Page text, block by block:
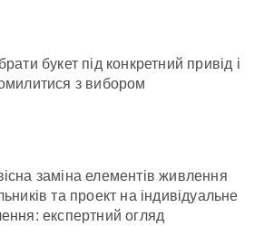
букет під конкретний привід і
з вибором
заміна елементів живлення
та проект на індивідуальне
експертний огляд